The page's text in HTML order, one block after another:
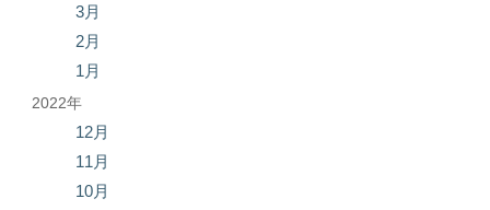
3月
2月
1月
2022年
12月
11月
10月